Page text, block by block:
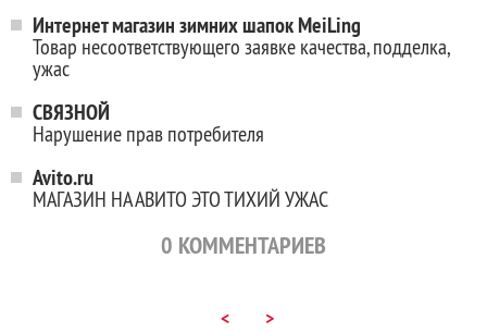
Интернет магазин зимних шапок MeiLing
Товар несоответствующего заявке качества, подделка,
ужас
СВЯЗНОЙ
Нарушение прав потребителя
Avito.ru
МАГАЗИН НА АВИТО ЭТО ТИХИЙ УЖАС
0 КОММЕНТАРИЕВ
< >